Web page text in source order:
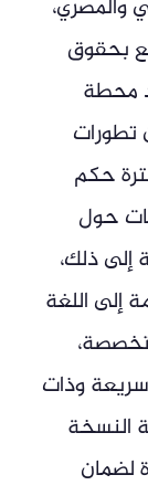
والمصري،
بحقوق
محطة
تطورات
حكم
حول
إلى ذلك،
إلى اللغة
وذات
النسخة
لضمان